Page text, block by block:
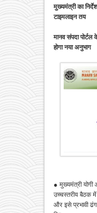
मुख्यमंत्री का
टाइमलाइन तय
मानव संपदा
होगा नया अनुभाग
● मुख्यमंत्री
उच्चस्तरीय बैठक में
और इसे प्रभावी